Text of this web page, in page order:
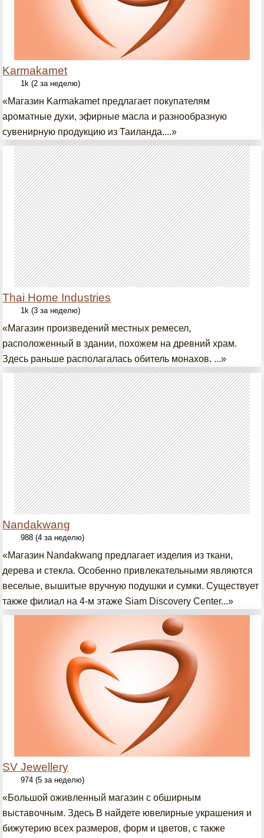
Karmakamet
1k (2 за неделю)
«Магазин Karmakamet предлагает покупателям
ароматные духи, эфирные масла и разнообразную
сувенирную продукцию из Таиланда....»
Thai Home Industries
1k (3 за неделю)
«Магазин произведений местных ремесел,
расположенный в здании, похожем на древний храм.
Здесь раньше располагалась обитель монахов. ...»
Nandakwang
988 (4 за неделю)
«Магазин Nandakwang предлагает изделия из ткани,
дерева и стекла. Особенно привлекательными являются
веселые, вышитые вручную подушки и сумки. Существует
также филиал на 4-м этаже Siam Discovery Center...»
SV Jewellery
974 (5 за неделю)
«Большой оживленный магазин с обширным
выставочным. Здесь В найдете ювелирные украшения и
бижутерию всех размеров, форм и цветов, с также